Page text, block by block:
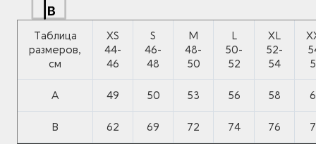
Таблица
размеров,
см
XS
44-
46
S
46-
48
M
48-
50
L
50-
52
XL
52-
54
A 49 50 53 56 58
B 62 69 72 74 76